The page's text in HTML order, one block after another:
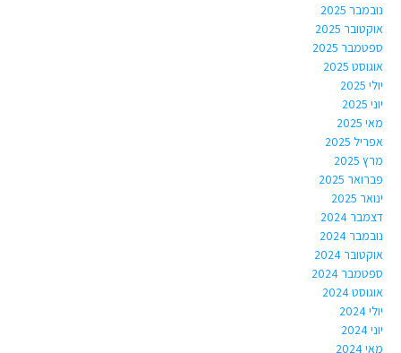
נובמבר 2025
אוקטובר 2025
ספטמבר 2025
אוגוסט 2025
יולי 2025
יוני 2025
מאי 2025
אפריל 2025
מרץ 2025
פברואר 2025
ינואר 2025
דצמבר 2024
נובמבר 2024
אוקטובר 2024
ספטמבר 2024
אוגוסט 2024
יולי 2024
יוני 2024
מאי 2024